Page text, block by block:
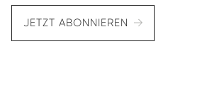
JETZT ABONNIEREN